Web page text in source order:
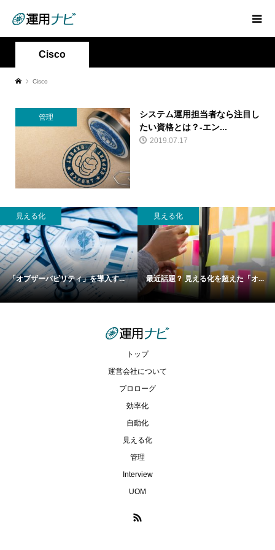
Cisco
Cisco
管理
システム運用担当者なら注目し
たい資格とは？-エン...
2019.07.17
見える化
「オブザーバビリティ」を導入す...
見える化
最近話題？ 見える化を超えた「オ...
トップ
運営会社について
プロローグ
効率化
自動化
見える化
管理
Interview
UOM